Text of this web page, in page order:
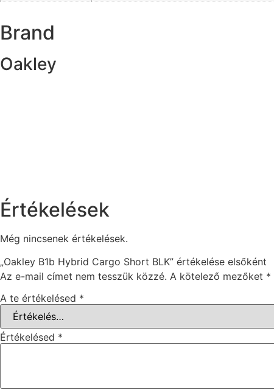
Brand
Oakley
Értékelések
Még nincsenek értékelések.
„Oakley B1b Hybrid Cargo Short BLK” értékelése elsőként
Az e-mail címet nem tesszük közzé. A kötelező mezőket *
A te értékelésed *
Értékelésed *